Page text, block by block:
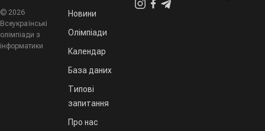
© 2026
Всеукраїнські
олімпіади з
інформатики
Новини
Олімпіади
Календар
База даних
Типові
запитання
Про нас